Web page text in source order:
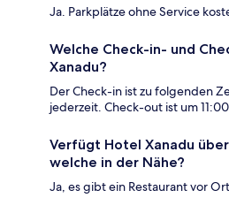
Ja. Parkplätze ohne Service
Welche Check-in- und
Xanadu?
Der Check-in ist zu folgenden
jederzeit. Check-out ist um
Verfügt Hotel Xanadu
welche in der Nähe?
Ja, es gibt ein Restaurant vor